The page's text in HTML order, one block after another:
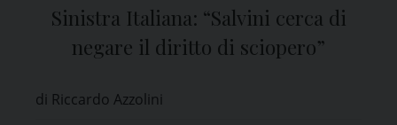
Sinistra Italiana: “Salvini cerca di
negare il diritto di sciopero”
di Riccardo Azzolini